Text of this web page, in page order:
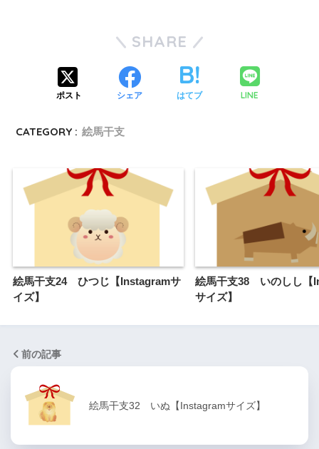
SHARE
ポスト シェア はてブ LINE
CATEGORY : 絵馬干支
絵馬干支24 ひつじ【Instagramサ
イズ】
絵馬干支38 いのしし【
サイズ】
前の記事
絵馬干支32 いぬ【Instagramサイズ】